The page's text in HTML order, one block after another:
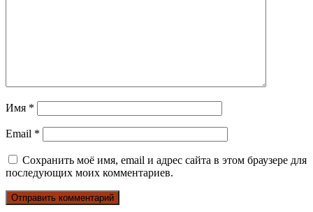
Имя *
Email *
Сохранить моё имя, email и адрес сайта в этом браузере для
последующих моих комментариев.